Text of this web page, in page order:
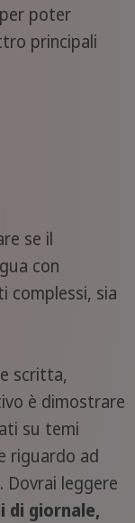
poter
principali
se il
con
complessi, sia
scritta,
è dimostrare
su temi
riguardo ad
Dovrai leggere
di giornale,